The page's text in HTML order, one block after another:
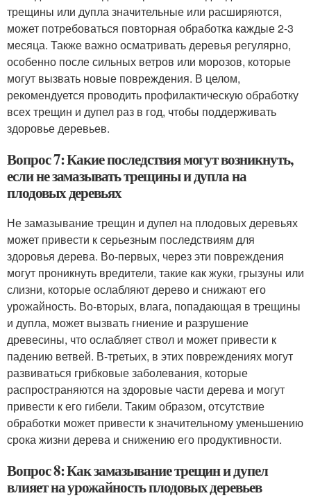
трещины или дупла значительные или расширяются,
может потребоваться повторная обработка каждые 2-3
месяца. Также важно осматривать деревья регулярно,
особенно после сильных ветров или морозов, которые
могут вызвать новые повреждения. В целом,
рекомендуется проводить профилактическую обработку
всех трещин и дупел раз в год, чтобы поддерживать
здоровье деревьев.
Вопрос 7: Какие последствия могут возникнуть,
если не замазывать трещины и дупла на
плодовых деревьях
Не замазывание трещин и дупел на плодовых деревьях
может привести к серьезным последствиям для
здоровья дерева. Во-первых, через эти повреждения
могут проникнуть вредители, такие как жуки, грызуны или
слизни, которые ослабляют дерево и снижают его
урожайность. Во-вторых, влага, попадающая в трещины
и дупла, может вызвать гниение и разрушение
древесины, что ослабляет ствол и может привести к
падению ветвей. В-третьих, в этих повреждениях могут
развиваться грибковые заболевания, которые
распространяются на здоровые части дерева и могут
привести к его гибели. Таким образом, отсутствие
обработки может привести к значительному уменьшению
срока жизни дерева и снижению его продуктивности.
Вопрос 8: Как замазывание трещин и дупел
влияет на урожайность плодовых деревьев